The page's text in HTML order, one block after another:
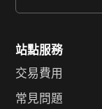
站點服務
交易費用
常見問題